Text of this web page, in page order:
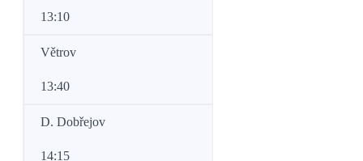
13:10
Větrov
13:40
D. Dobřejov
14:15